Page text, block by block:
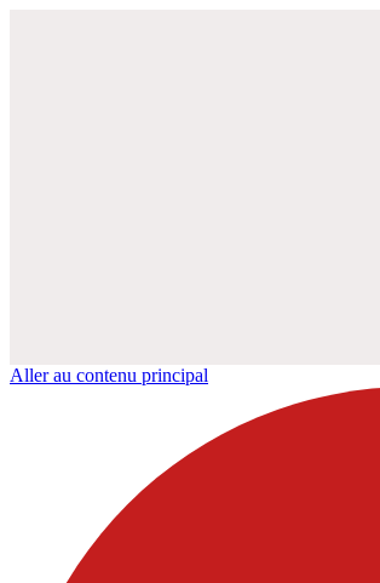
Aller au contenu principal